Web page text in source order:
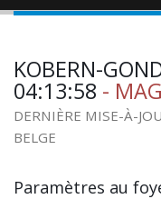
KOBERN-
04:13:58 -
DERNIÈRE MISE-À-
BELGE
Paramètres au